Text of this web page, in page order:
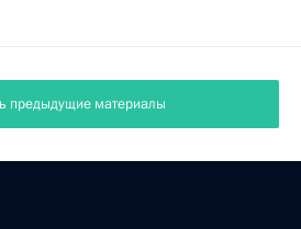
предыдущие материалы